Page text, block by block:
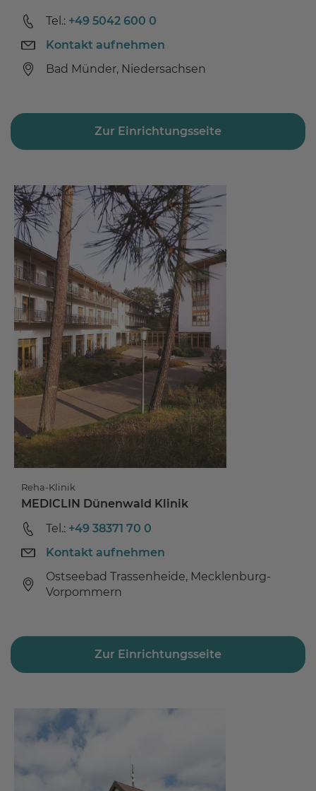
Tel.: +49 5042 600 0
Kontakt aufnehmen
Bad Münder, Niedersachsen
Zur Einrichtungsseite
Reha-Klinik
MEDICLIN Dünenwald Klinik
Tel.: +49 38371 70 0
Kontakt aufnehmen
Ostseebad Trassenheide, Mecklenburg-
Vorpommern
Zur Einrichtungsseite